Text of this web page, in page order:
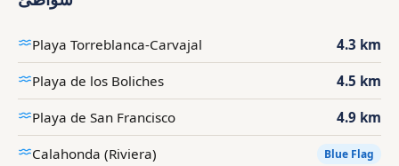
Playa Torreblanca-Carvajal 4.3 km
Playa de los Boliches 4.5 km
Playa de San Francisco 4.9 km
Calahonda (Riviera) Blue Flag